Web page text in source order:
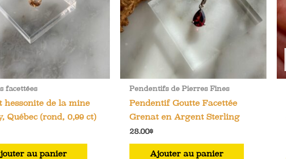
facettées
hessonite de la mine
Québec (rond, 0,99 ct)
au panier
Pendentifs de Pierres Fines
Pendentif Goutte Facettée
Grenat en Argent Sterling
28.00$
Ajouter au panier